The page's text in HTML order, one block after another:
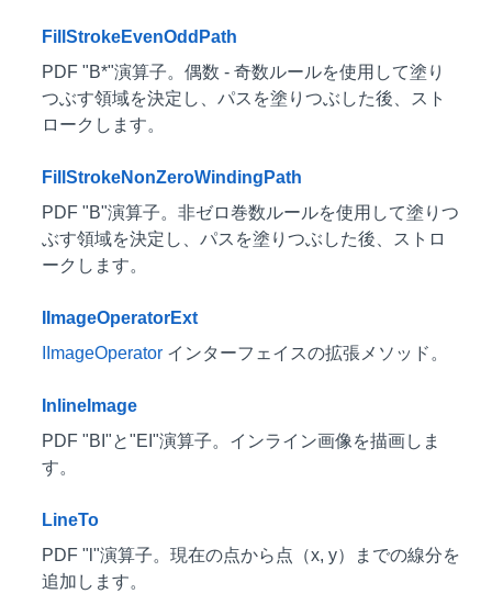
FillStrokeEvenOddPath
PDF "B*"演算子。偶数 - 奇数ルールを使用して塗り
つぶす領域を決定し、パスを塗りつぶした後、スト
ロークします。
FillStrokeNonZeroWindingPath
PDF "B"演算子。非ゼロ巻数ルールを使用して塗りつ
ぶす領域を決定し、パスを塗りつぶした後、ストロ
ークします。
IImageOperatorExt
IImageOperator インターフェイスの拡張メソッド。
InlineImage
PDF "BI"と"EI"演算子。インライン画像を描画しま
す。
LineTo
PDF "l"演算子。現在の点から点（x, y）までの線分を
追加します。